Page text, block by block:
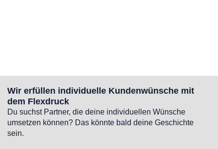
Wir erfüllen individuelle Kundenwünsche mit
dem Flexdruck
Du suchst Partner, die deine individuellen Wünsche
umsetzen können? Das könnte bald deine Geschichte
sein.